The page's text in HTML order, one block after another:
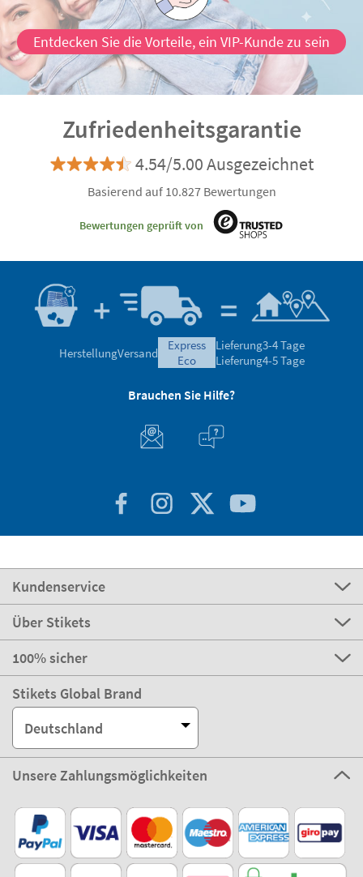
Entdecken Sie die Vorteile, ein VIP-Kunde zu sein
Zufriedenheitsgarantie
4.54/5.00 Ausgezeichnet
Basierend auf 10.827 Bewertungen
Bewertungen geprüft von
HerstellungVersand
express
eco
Lieferung3-4 Tage
Lieferung4-5 Tage
Brauchen Sie Hilfe?
Kundenservice
Über Stikets
100% sicher
Stikets Global Brand
Deutschland
Unsere Zahlungsmöglichkeiten